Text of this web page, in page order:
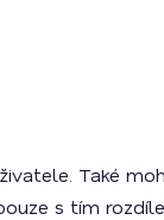
Také
s tím